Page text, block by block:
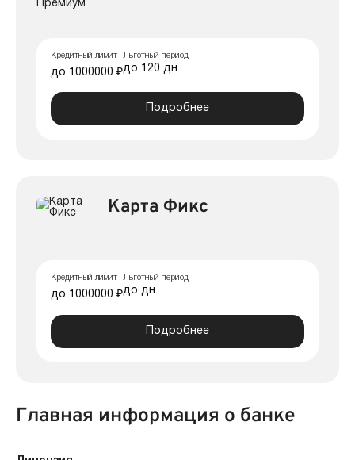
Кредитный лимит
до 1000000 ₽
Льготный период
до 120 дн
Подробнее
Карта Фикс
Кредитный лимит
до 1000000 ₽
Льготный период
до дн
Подробнее
Главная информация о банке